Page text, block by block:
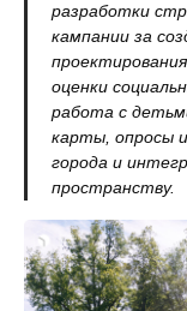
разработки
кампании за
оценки
работа с
карты, опросы
города и
пространству.